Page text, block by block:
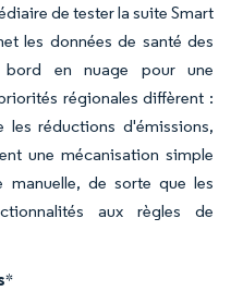
de tester la suite Smart
les données de santé des
en nuage pour une
régionales diffèrent :
les réductions d'émissions,
une mécanisation simple
de sorte que les
aux règles de
*